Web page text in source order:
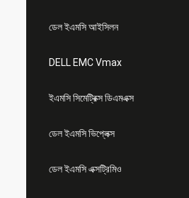
ডেল ইএমসি আইসিলন
DELL EMC Vmax
ইএমসি সিমেট্রিক্স ডিএমএক্স
ডেল ইএমসি ভিপ্লেক্স
ডেল ইএমসি এক্সট্রিমিও